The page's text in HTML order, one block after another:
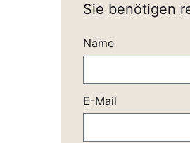
Sie benötigen
Name
E-Mail